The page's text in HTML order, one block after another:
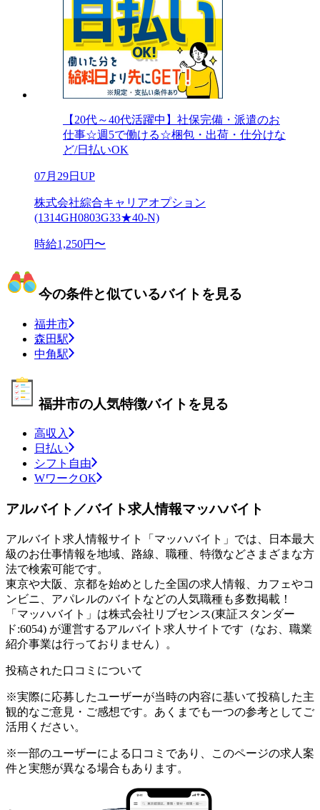
【20代～40代活躍中】社保完備・派遣のお
仕事☆週5で働ける☆梱包・出荷・仕分けな
ど/日払いOK
07月29日UP
株式会社綜合キャリアオプション
(1314GH0803G33★40-N)
時給1,250円〜
今の条件と似ているバイトを見る
福井市
森田駅
中角駅
福井市の人気特徴バイトを見る
高収入
日払い
シフト自由
WワークOK
アルバイト／バイト求人情報マッハバイト
アルバイト求人情報サイト「マッハバイト」では、日本最大
級のお仕事情報を地域、路線、職種、特徴などさまざまな方
法で検索可能です。
東京や大阪、京都を始めとした全国の求人情報、カフェやコ
ンビニ、アパレルのバイトなどの人気職種も多数掲載！
「マッハバイト」は株式会社リブセンス(東証スタンダー
ド:6054) が運営するアルバイト求人サイトです（なお、職業
紹介事業は行っておりません）。
投稿された口コミについて
※実際に応募したユーザーが当時の内容に基いて投稿した主
観的なご意見・ご感想です。あくまでも一つの参考としてご
活用ください。
※一部のユーザーによる口コミであり、このページの求人案
件と実態が異なる場合もあります。